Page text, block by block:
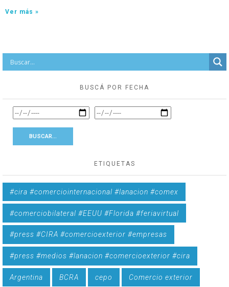
Ver más »
BUSCÁ POR FECHA
ETIQUETAS
#cira #comerciointernacional #lanacion #comex
#comerciobilateral #EEUU #Florida #feriavirtual
#press #CIRA #comercioexterior #empresas
#press #medios #lanacion #comercioexterior #cira
Argentina BCRA cepo Comercio exterior